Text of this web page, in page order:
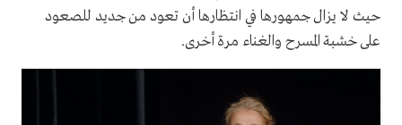
حيث لا يزال جمهورها في انتظارها أن تعود من جديد للصعود
على خشبة المسرح والغناء مرة أخرى.